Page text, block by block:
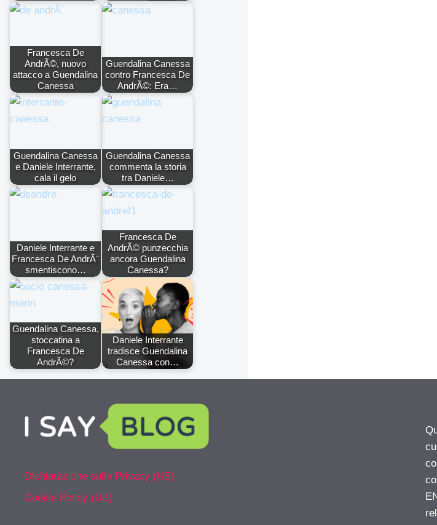
Francesca De
AndrÃ©, nuovo
attacco a Guendalina
Canessa
Guendalina Canessa
contro Francesca De
AndrÃ©: Era…
Guendalina Canessa
e Daniele Interrante,
cala il gelo
Guendalina Canessa
commenta la storia
tra Daniele…
Daniele Interrante e
Francesca De AndrÃ¨
smentiscono…
Francesca De
AndrÃ© punzecchia
ancora Guendalina
Canessa?
Guendalina Canessa,
stoccatina a
Francesca De
AndrÃ©?
Daniele Interrante
tradisce Guendalina
Canessa con…
Dichiarazione sulla Privacy (UE)
Cookie Policy (UE)